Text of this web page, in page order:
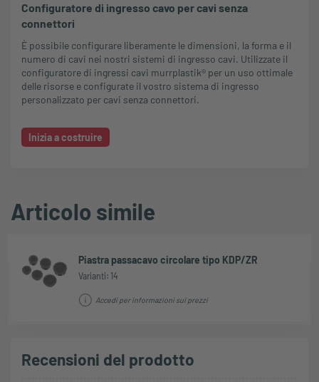
Configuratore di ingresso cavo per cavi senza
connettori
È possibile configurare liberamente le dimensioni, la forma e il
numero di cavi nei nostri sistemi di ingresso cavi. Utilizzate il
configuratore di ingressi cavi murrplastik® per un uso ottimale
delle risorse e configurate il vostro sistema di ingresso
personalizzato per cavi senza connettori.
Inizia a costruire
Articolo simile
Piastra passacavo circolare tipo KDP/ZR
Varianti: 14
Accedi per informazioni sui prezzi
Recensioni del prodotto